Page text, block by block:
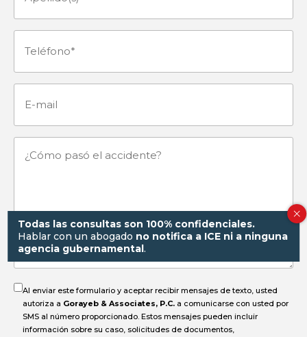
Teléfono (Obligatorio)
¿Cómo
el
accidente?
Al enviar este formulario y aceptar recibir mensajes de texto, usted
autoriza a Gorayeb & Associates, P.C. a comunicarse con usted por
SMS al número proporcionado. Estos mensajes pueden incluir
información sobre su caso, solicitudes de documentos,
Todas las consultas son 100% confidenciales.
Hablar con un abogado no notifica a ICE ni a ninguna
agencia gubernamental.